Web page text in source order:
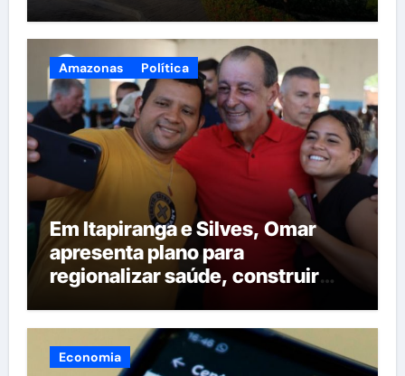
Amazonas Política
Em Itapiranga e Silves, Omar
apresenta plano para
regionalizar saúde, construir
maternidades e hospital regional
em Itacoatiara
Economia